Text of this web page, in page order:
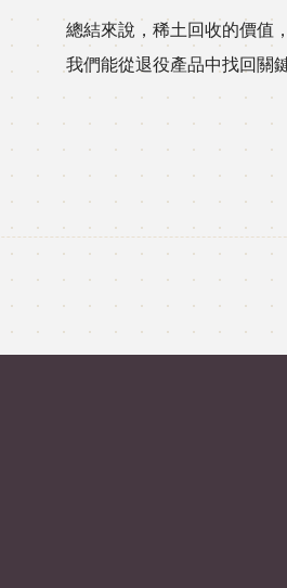
總結來說，稀土回收的價值
我們能從退役產品中找回關